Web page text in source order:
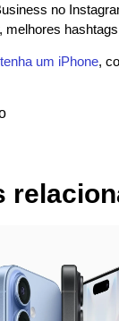
no
melhores
tenha um iPhone,